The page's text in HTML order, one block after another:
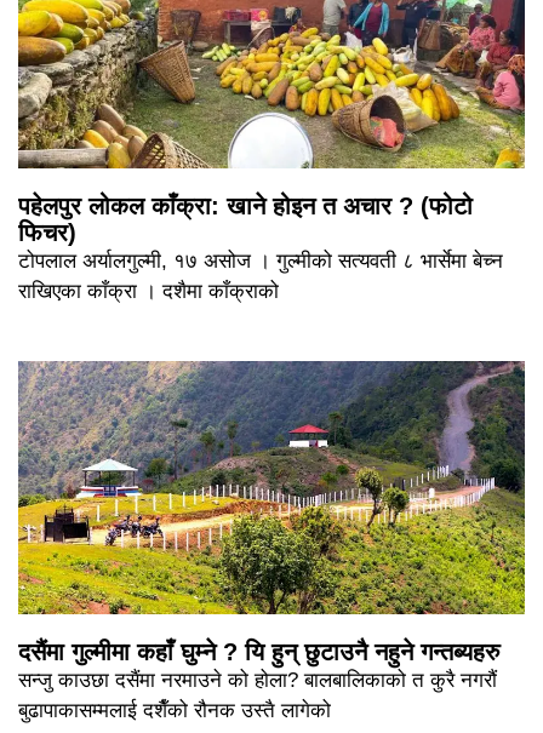
पहेलपुर लोकल काँक्रा: खाने होइन त अचार ? (फोटो
फिचर)
टोपलाल अर्यालगुल्मी, १७ असोज । गुल्मीको सत्यवती ८ भार्सेमा बेच्न
राखिएका काँक्रा । दशैमा काँक्राको
दसैंमा गुल्मीमा कहाँ घुम्ने ? यि हुन् छुटाउनै नहुने गन्तब्यहरु
सन्जु काउछा दसैंमा नरमाउने को होला? बालबालिकाको त कुरै नगरौं
बुढापाकासम्मलाई दशैँको रौनक उस्तै लागेको